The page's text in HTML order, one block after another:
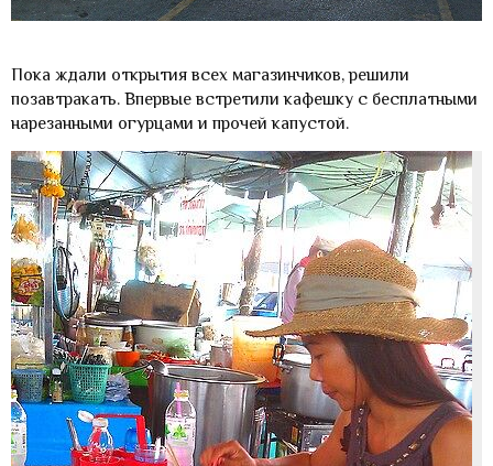
Пока ждали открытия всех магазинчиков, решили
позавтракать. Впервые встретили кафешку с бесплатными
нарезанными огурцами и прочей капустой.